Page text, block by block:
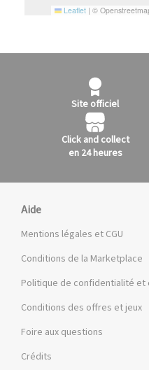
Leaflet | ©
Site officiel
Click and collect
en 24 heures
Aide
Mentions légales et CGU
Conditions de la Marketplace
Politique de confidentialité et
Conditions des offres et jeux
Foire aux questions
Crédits